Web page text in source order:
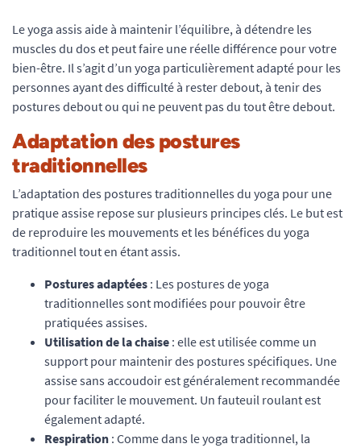
Le yoga assis aide à maintenir l’équilibre, à détendre les
muscles du dos et peut faire une réelle différence pour votre
bien-être. Il s’agit d’un yoga particulièrement adapté pour les
personnes ayant des difficulté à rester debout, à tenir des
postures debout ou qui ne peuvent pas du tout être debout.
Adaptation des postures
traditionnelles
L’adaptation des postures traditionnelles du yoga pour une
pratique assise repose sur plusieurs principes clés. Le but est
de reproduire les mouvements et les bénéfices du yoga
traditionnel tout en étant assis.
Postures adaptées : Les postures de yoga
traditionnelles sont modifiées pour pouvoir être
pratiquées assises.
Utilisation de la chaise : elle est utilisée comme un
support pour maintenir des postures spécifiques. Une
assise sans accoudoir est généralement recommandée
pour faciliter le mouvement. Un fauteuil roulant est
également adapté.
Respiration : Comme dans le yoga traditionnel, la